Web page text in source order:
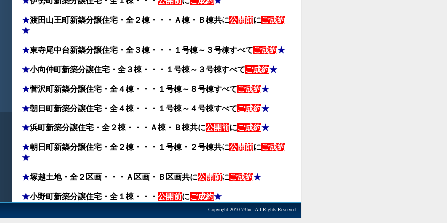
★渡田山王町新築分譲住宅・全２棟・・・Ａ棟・Ｂ棟共に公開前にご成約
★
★東寺尾中台新築分譲住宅・全３棟・・・１号棟～３号棟すべてご成約★
★小向仲町新築分譲住宅・全３棟・・・１号棟～３号棟すべてご成約★
★菅沢町新築分譲住宅・全４棟・・・１号棟～８号棟すべてご成約★
★朝日町新築分譲住宅・全４棟・・・１号棟～４号棟すべてご成約★
★浜町新築分譲住宅・全２棟・・・Ａ棟・Ｂ棟共に公開前にご成約★
★朝日町新築分譲住宅・全２棟・・・１号棟・２号棟共に公開前にご成約
★
★塚越土地・全２区画・・・Ａ区画・Ｂ区画共に公開前にご成約★
★小野町新築分譲住宅・全１棟・・・ 公開前にご成約★
Copyright 2010 73Inc. All Rights Reserved.